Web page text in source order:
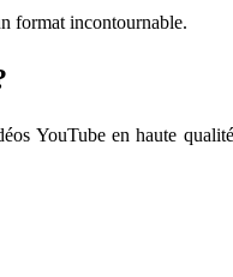
format incontournable.
YouTube en haute